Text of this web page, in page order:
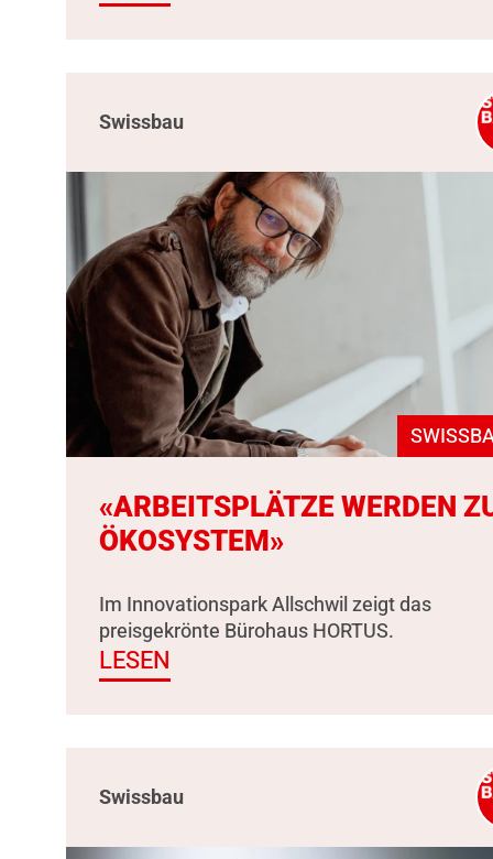
Swissbau
«ARBEITSPLÄTZE WERDEN
ÖKOSYSTEM»
Im Innovationspark Allschwil zeigt das
preisgekrönte Bürohaus HORTUS.
LESEN
Swissbau